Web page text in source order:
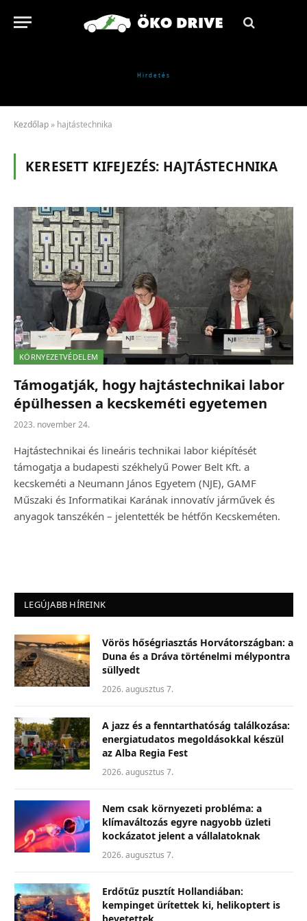
Kezdőlap » hajtástechnika
KERESETT KIFEJEZÉS: HAJTÁSTECHNIKA
KÖRNYEZETVÉDELEM
Támogatják, hogy hajtástechnikai labor
épülhessen a kecskeméti egyetemen
2023. november 24.
Hajtástechnikai és lineáris technikai labor kiépítését
támogatja a budapesti székhelyű Power Belt Kft. a
kecskeméti a Neumann János Egyetem (NJE), GAMF
Műszaki és Informatikai Karának innovatív járművek és
anyagok tanszékén – jelentették be hétfőn Kecskeméten.
LEGÚJABB HÍREINK
Vörös hőségriasztás Horvátországban: a
Duna és a Dráva történelmi mélypontra
süllyedt
2026. augusztus 7.
A jazz és a fenntarthatóság találkozása:
energiatudatos megoldásokkal készül
az Alba Regia Fest
2026. augusztus 7.
Nem csak környezeti probléma: a
klímaváltozás egyre nagyobb üzleti
kockázatot jelent a vállalatoknak
2026. augusztus 7.
Erdőtűz pusztít Hollandiában:
kempinget ürítettek ki, helikoptert is
bevetettek